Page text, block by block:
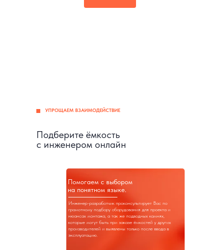
Подберите ёмкость
с инженером онлайн
Инженер-разработчик проконсультирует Вас по
грамотному подбору оборудования для проекта и
нюансах монтажа, а так же подводных камнях,
которые могут быть при заказе ёмкостей у других
производителей и выявлены только после ввода в
эксплуатацию.
УПРОЩАЕМ ВЗАИМОДЕЙСТВИЕ
Помогаем с выбором
на понятном языке.